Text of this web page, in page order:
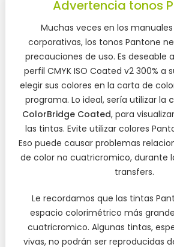
Advertencia tonos
Muchas veces en los
corporativas, los tonos Pantone
precauciones de uso. Es deseable
perfil CMYK ISO Coated v2 300% a
elegir sus colores en la carta de
programa. Lo ideal, sería utilizar la
ColorBridge Coated, para
las tintas. Evite utilizar colores
Eso puede causar problemas
de color no cuatricromico, durante
transfers.
Le recordamos que las tintas
espacio colorimétrico más
cuatricromico. Algunas tintas,
vivas, no podrán ser reproducidas